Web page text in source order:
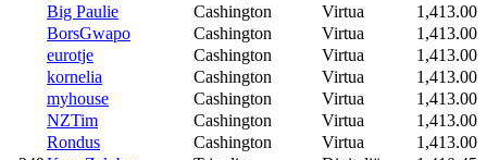
Big Paulie
Cashington Virtua
1,413.00
BorsGwapo
Cashington Virtua
1,413.00
eurotje
Cashington Virtua
1,413.00
kornelia
Cashington Virtua
1,413.00
myhouse
Cashington Virtua
1,413.00
NZTim
Cashington Virtua
1,413.00
Rondus
Cashington Virtua
1,413.00